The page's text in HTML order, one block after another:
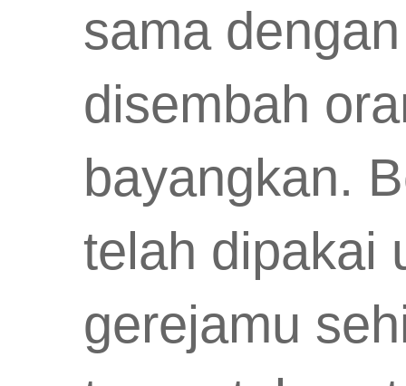
sama
disembah
bayangkan.
telah dipakai
gerejamu